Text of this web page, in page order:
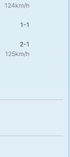
124km/h
1-1
2-1
125km/h